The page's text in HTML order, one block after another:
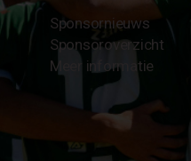
Sponsornieuws
Sponsoroverzicht
Meer informatie